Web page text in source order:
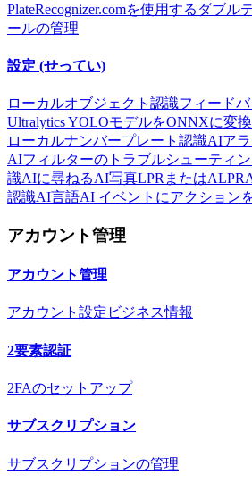
PlateRecognizer.comを使用する ダブル
ールの管理
設定 (せってい)
ローカルオブジェクト認識フィード
Ultralytics YOLOモデルをONNXに変
ローカルナンバープレート認識AIア
AIフィルターのトラブルシューティ
識AIに尋ねるAI写真LPRまたはALPR
認識AI言語AI イベントにアクション
アカウント管理
アカウント管理
アカウント設定 ビジネス情報
2要素認証
2FAのセットアップ
サブスクリプション
サブスクリプションの管理